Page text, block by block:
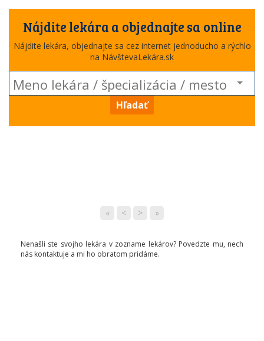
Nájdite lekára a objednajte sa online
Nájdite lekára, objednajte sa cez internet jednoducho a rýchlo
na NávštevaLekára.sk
Hľadať
« < > »
Nenašli ste svojho lekára v zozname lekárov? Povedzte mu, nech
nás kontaktuje a mi ho obratom pridáme.